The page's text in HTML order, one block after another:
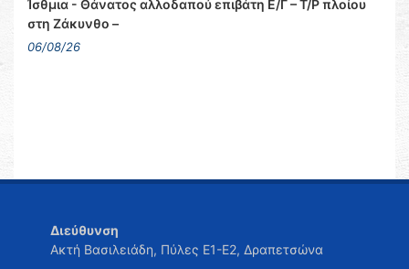
Ίσθμια - Θάνατος αλλοδαπού επιβάτη Ε/Γ – Τ/Ρ πλοίου
στη Ζάκυνθο –
06/08/26
Διεύθυνση
Ακτή Βασιλειάδη, Πύλες Ε1-Ε2, Δραπετσώνα